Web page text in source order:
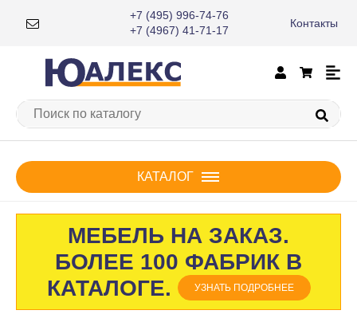
+7 (495) 996-74-76
+7 (4967) 41-71-17
Контакты
×
КАТАЛОГ
МЕБЕЛЬ НА ЗАКАЗ.
БОЛЕЕ 100 ФАБРИК В
КАТАЛОГЕ.
УЗНАТЬ ПОДРОБНЕЕ